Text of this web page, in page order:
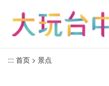
::: 首页 景点